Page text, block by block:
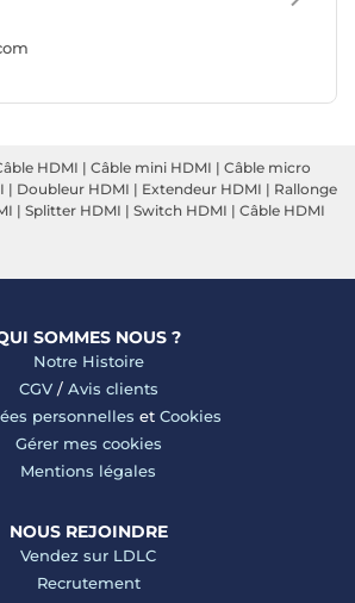
HDMI | Câble mini HDMI | Câble micro
| Doubleur HDMI | Extendeur HDMI | Rallonge
| Splitter HDMI | Switch HDMI | Câble HDMI
SOMMES NOUS ?
Notre Histoire
CGV/ Avis clients
personnelles et Cookies
Gérer mes cookies
Mentions légales
NOUS REJOINDRE
Vendez sur LDLC
Recrutement